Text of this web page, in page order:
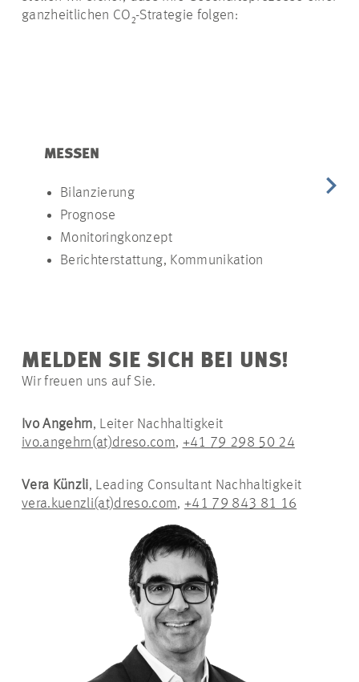
ganzheitlichen CO₂-Strategie folgen:
MESSEN
Bilanzierung
Prognose
Monitoringkonzept
Berichterstattung, Kommunikation
MELDEN SIE SICH BEI UNS!
Wir freuen uns auf Sie.
Ivo Angehrn, Leiter Nachhaltigkeit
ivo.angehrn(at)dreso.com, +41 79 298 50 24
Vera Künzli, Leading Consultant Nachhaltigkeit
vera.kuenzli(at)dreso.com, +41 79 843 81 16